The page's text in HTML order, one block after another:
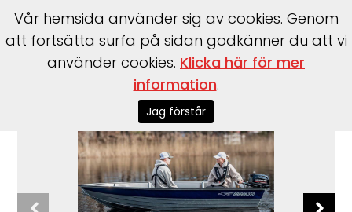
> 350
Vår hemsida använder sig av cookies. Genom
att fortsätta surfa på sidan godkänner du att vi
använder cookies. Klicka här för mer
information.
Jag förstår